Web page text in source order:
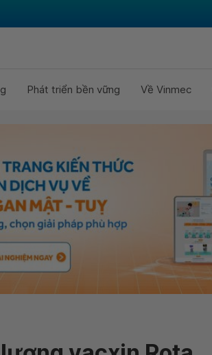
Phát triển bền vững Về Vinmec